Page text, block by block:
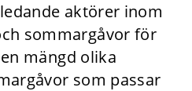
aktörer inom
sommargåvor för
mängd olika
som passar